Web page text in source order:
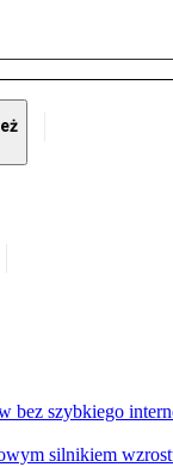
bez szybkiego
silnikiem